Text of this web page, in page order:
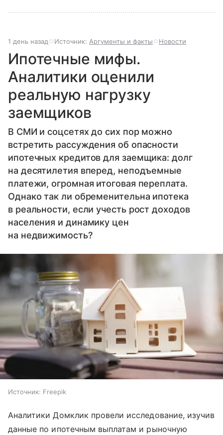
1 день назад Источник: Аргументы и факты Новости
Ипотечные мифы.
Аналитики оценили
реальную нагрузку
заемщиков
В СМИ и соцсетях до сих пор можно
встретить рассуждения об опасности
ипотечных кредитов для заемщика: долг
на десятилетия вперед, неподъемные
платежи, огромная итоговая переплата.
Однако так ли обременительна ипотека
в реальности, если учесть рост доходов
населения и динамику цен
на недвижимость?
Источник: Freepik
Аналитики Домклик провели исследование, изучив
данные по ипотечным выплатам и рыночную